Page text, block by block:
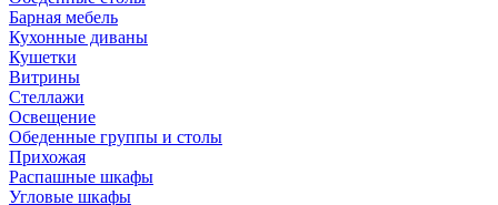
Барная мебель
Кухонные диваны
Кушетки
Витрины
Стеллажи
Освещение
Обеденные группы и столы
Прихожая
Распашные шкафы
Угловые шкафы